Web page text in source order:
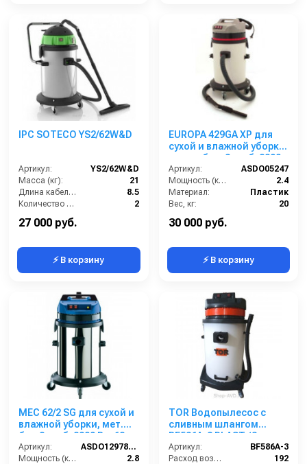
IPC SOTECO YS2/62W&D
Артикул:
YS2/62W&D
Масса (кг):
21
Длина кабеля (м):
8.5
Количество турбин (шт):
2
Емкость бака для мусора (л):
27 000 руб.
⚡ В корзину
EUROPA 429GA XP для
сухой и влажной уборки
пласт. бак, 2 турб, 2800
Вт, 62 л.
Артикул:
ASDO05247
Мощность (кВт):
2.4
Материал:
Пластик
Вес, кг:
20
Габаритные размеры, мм:
30 000 руб.
⚡ В корзину
MEC 62/2 SG для сухой и
влажной уборки, мет.
бак,2 турб, 2800 Вт, 62 л.
гараж.компл.
Артикул:
ASDO12978/MEC 429 XP GA
Мощность (кВт):
2.8
TOR Водопылесос с
сливным шлангом
BF586A-3 PLAST (3
мотора)
Артикул:
BF586A-3
Расход воздуха (л/сек):
192